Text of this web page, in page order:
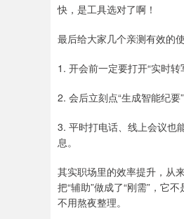
快，是工具选对了啊！
最后给大家几个亲测有效的
1. 开会前一定要打开“实时
2. 会后立刻点“生成智能纪
3. 平时打电话、线上会议也
息。
其实职场里的效率提升，从
把“辅助”做成了“刚需”，它
不用熬夜整理。